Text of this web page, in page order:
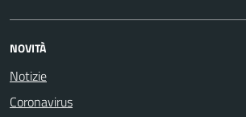
NOVITÀ
Notizie
Coronavirus